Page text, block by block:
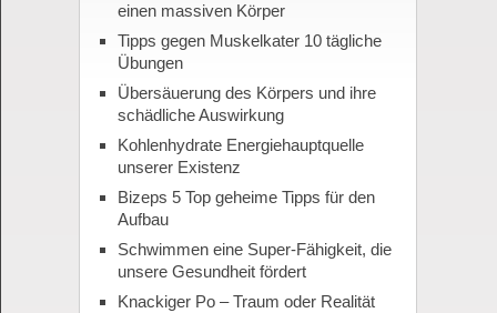
einen massiven Körper
Tipps gegen Muskelkater 10 tägliche
Übungen
Übersäuerung des Körpers und ihre
schädliche Auswirkung
Kohlenhydrate Energiehauptquelle
unserer Existenz
Bizeps 5 Top geheime Tipps für den
Aufbau
Schwimmen eine Super-Fähigkeit, die
unsere Gesundheit fördert
Knackiger Po – Traum oder Realität